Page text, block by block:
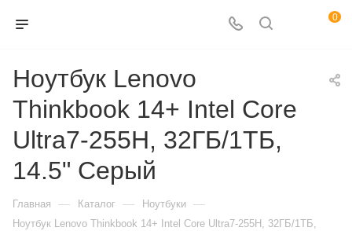
0
Ноутбук Lenovo
Thinkbook 14+ Intel Core
Ultra7-255H, 32ГБ/1ТБ,
14.5" Серый
Главная — Каталог — Ноутбуки —
Ноутбук Lenovo Thinkbook 14+ Intel Core Ultra7-255H, 32ГБ/1ТБ,